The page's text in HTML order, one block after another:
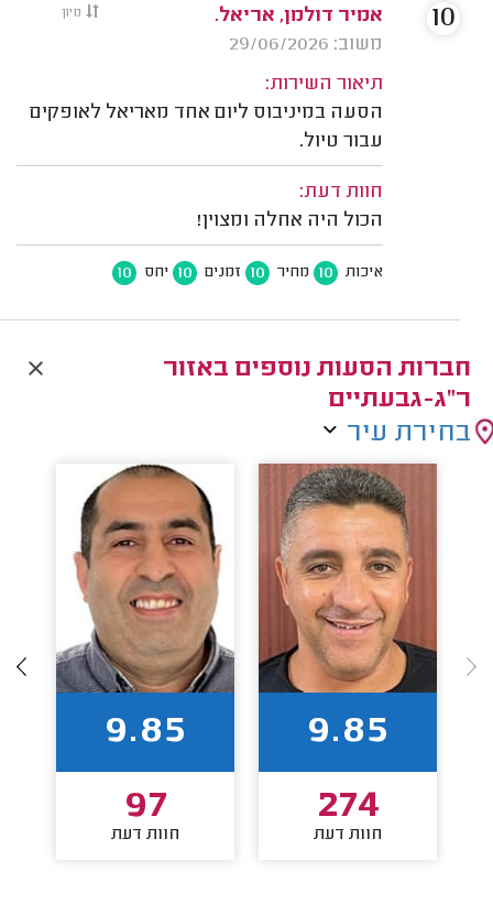
מיון
אמיר דולמן, אריאל.
משוב: 29/06/2026
תיאור השירות:
הסעה במיניבוס ליום אחד מאריאל לאופקים
עבור טיול.
חוות דעת:
הכול היה אחלה ומצוין!
איכות 10 מחיר 10 זמנים 10 יחס 10
10
חברות הסעות נוספים באזור
ר"ג-גבעתיים
בחירת עיר
9.85
274
חוות דעת
9.85
97
חוות דעת